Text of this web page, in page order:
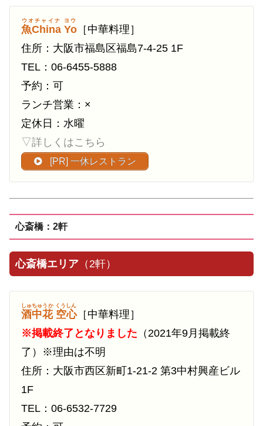
魚China Yo
ウオチャイナ ヨウ
［中華料理］
住所：大阪市福島区福島7-4-25 1F
TEL：06-6455-5888
予約：可
ランチ営業：×
定休日：水曜
▽詳しくはこちら
[PR] 一休レストラン
心斎橋：2軒
心斎橋エリア （2軒）
酒中花 空心
しゅちゅうか くうしん
［中華料理］
※掲載終了となりました （2021年9月掲載終
了）※理由は不明
住所：大阪市西区新町1-21-2 第3中村興産ビル
1F
TEL：06-6532-7729